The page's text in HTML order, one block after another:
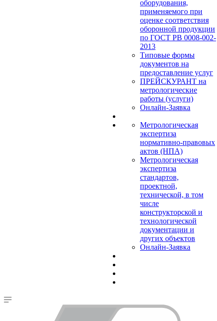
оборудования,
применяемого при
оценке соответствия
оборонной продукции
по ГОСТ РВ 0008-002-
2013
Типовые формы
документов на
предоставление услуг
ПРЕЙСКУРАНТ на
метрологические
работы (услуги)
Онлайн-Заявка
Метрологическая
экспертиза
нормативно-правовых
актов (НПА)
Метрологическая
экспертиза
стандартов,
проектной,
технической, в том
числе
конструкторской и
технологической
документации и
других объектов
Онлайн-Заявка